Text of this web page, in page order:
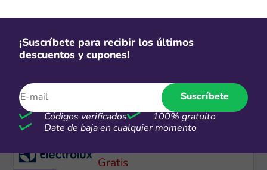
Hasta 24 cuotas sin intereses con
Más cupones de LG
Gratis
¡Suscríbete para recibir los últimos
descuentos y cupones!
Suscríbete
Códigos verificados
100% gratuito
Date de baja en cualquier momento